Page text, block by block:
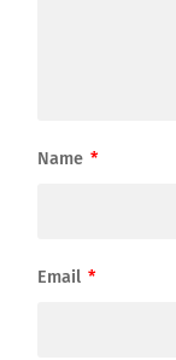
Name *
Email *